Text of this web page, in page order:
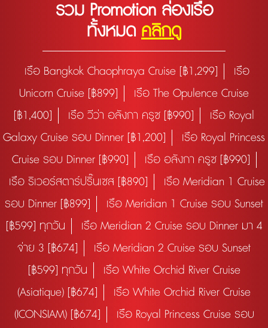
รวม Promotion ล่องเรือ
ทั้งหมด คลิกดู
เรือ Bangkok Chaophraya Cruise [฿1,299]
เรือ
Unicorn Cruise [฿899]
เรือ The Opulence Cruise
[฿1,400]
เรือ วีว่า อลังกา ครูซ [฿990]
เรือ Royal
Galaxy Cruise รอบ Dinner [฿1,200]
เรือ Royal Princess
Cruise รอบ Dinner [฿990]
เรือ อลังกา ครูซ [฿990]
เรือ ริเวอร์สตาร์ปริ๊นเซส [฿890]
เรือ Meridian 1 Cruise
รอบ Dinner [฿899]
เรือ Meridian 1 Cruise รอบ Sunset
[฿599] ทุกวัน
เรือ Meridian 2 Cruise รอบ Dinner มา 4
จ่าย 3 [฿674]
เรือ Meridian 2 Cruise รอบ Sunset
[฿599] ทุกวัน
เรือ White Orchid River Cruise
(Asiatique) [฿674]
เรือ White Orchid River Cruise
(ICONSIAM) [฿674]
เรือ Royal Princess Cruise รอบ